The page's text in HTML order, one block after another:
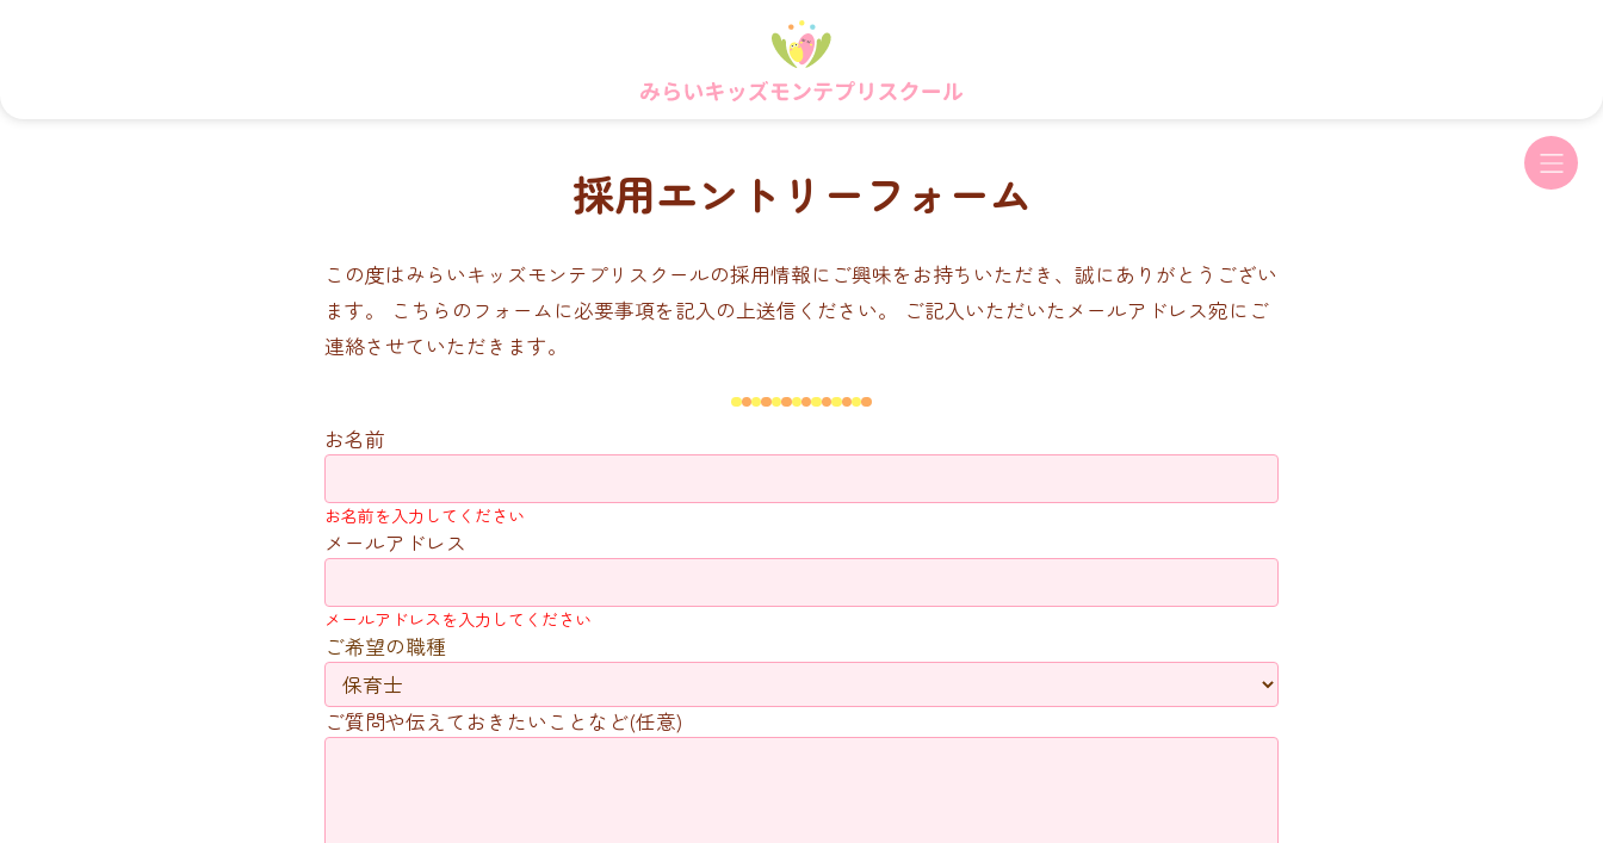
採用エントリーフォーム
この度はみらいキッズモンテプリスクールの採用情報にご興味をお持ちいただき、誠にありがとうござい
ます。 こちらのフォームに必要事項を記入の上送信ください。 ご記入いただいたメールアドレス宛にご
連絡させていただきます。
お名前
お名前を入力してください
メールアドレス
メールアドレスを入力してください
ご希望の職種
ご質問や伝えておきたいことなど(任意)